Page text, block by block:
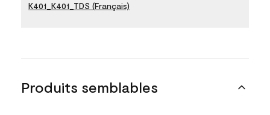
K401_K401_TDS (Français)
Produits semblables